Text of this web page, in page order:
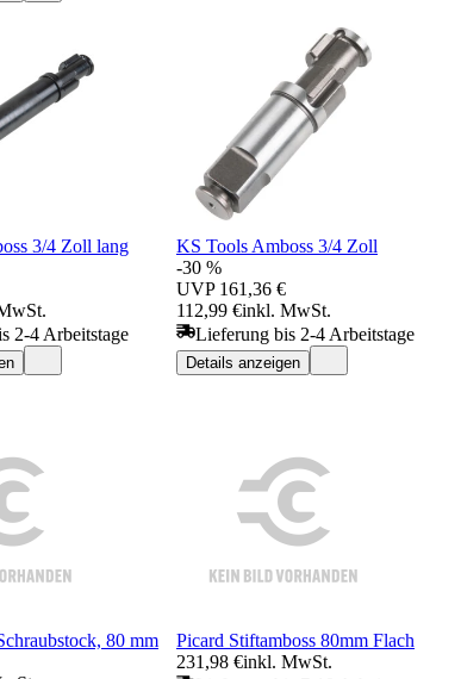
3/4 Zoll lang
2-4 Arbeitstage
KS Tools Amboss 3/4 Zoll
-30 %
UVP 161,36 €
112,99 €inkl. MwSt.
Lieferung bis 2-4 Arbeitstage
Details anzeigen
80 mm
Picard Stiftamboss 80mm Flach
231,98 €inkl. MwSt.